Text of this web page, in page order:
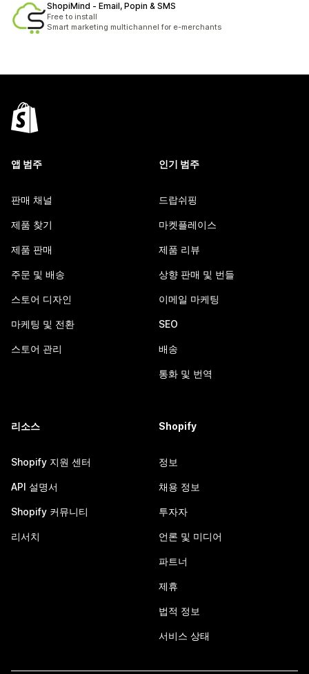
ShopiMind ‑ Email, Popin & SMS
Free to install
Smart marketing multichannel for e-merchants
앱 범주
판매 채널
제품 찾기
제품 판매
주문 및 배송
스토어 디자인
마케팅 및 전환
스토어 관리
인기 범주
드랍쉬핑
마켓플레이스
제품 리뷰
상향 판매 및 번들
이메일 마케팅
SEO
배송
통화 및 번역
리소스
Shopify 지원 센터
API 설명서
Shopify 커뮤니티
리서치
Shopify
정보
채용 정보
투자자
언론 및 미디어
파트너
제휴
법적 정보
서비스 상태